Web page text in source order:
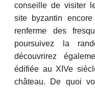
conseille de visiter
site byzantin
renferme des
poursuivez la
découvrirez
édifiée au XIVe
château. De quoi